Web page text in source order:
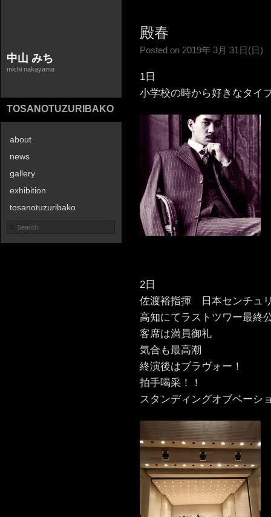
中山 みち
michi nakayama
TOSANOTUZURIBAKO
about
news
gallery
exhibition
tosanotuzuribako
contact
殿春
Posted on 2019年 3月 31日(日)
1日
小学校の時から好きなタイ
2日
佐渡裕指揮 日本センチュ
高知にてラストツワー最終
客席は満員御礼
気合も最高潮
終演後はブラヴォー！
拍手喝采！！
スタンディングオブベーシ